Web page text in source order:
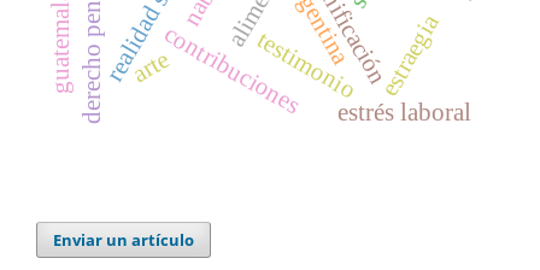
contribucionesargentina estraegia
estrés laboral
arte
derecho penal testimonio
guatemala
Enviar un artículo